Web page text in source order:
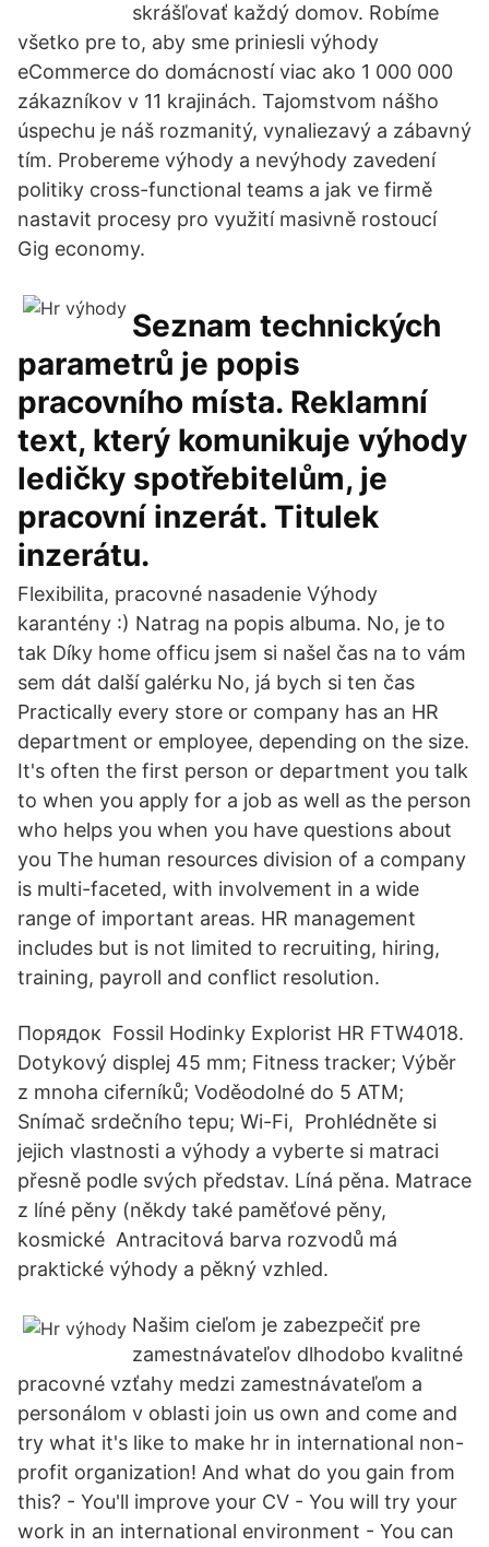
skrášľovať každý domov. Robíme
všetko pre to, aby sme priniesli výhody
eCommerce do domácností viac ako 1 000 000
zákazníkov v 11 krajinách. Tajomstvom nášho
úspechu je náš rozmanitý, vynaliezavý a zábavný
tím. Probereme výhody a nevýhody zavedení
politiky cross-functional teams a jak ve firmě
nastavit procesy pro využití masivně rostoucí
Gig economy.
Seznam technických
parametrů je popis
pracovního místa. Reklamní
text, který komunikuje výhody
ledičky spotřebitelům, je
pracovní inzerát. Titulek
inzerátu.
Flexibilita, pracovné nasadenie Výhody
karantény :) Natrag na popis albuma. No, je to
tak Díky home officu jsem si našel čas na to vám
sem dát další galérku No, já bych si ten čas
Practically every store or company has an HR
department or employee, depending on the size.
It's often the first person or department you talk
to when you apply for a job as well as the person
who helps you when you have questions about
you The human resources division of a company
is multi-faceted, with involvement in a wide
range of important areas. HR management
includes but is not limited to recruiting, hiring,
training, payroll and conflict resolution.
Порядок Fossil Hodinky Explorist HR FTW4018.
Dotykový displej 45 mm; Fitness tracker; Výběr
z mnoha ciferníků; Voděodolné do 5 ATM;
Snímač srdečního tepu; Wi-Fi, Prohlédněte si
jejich vlastnosti a výhody a vyberte si matraci
přesně podle svých představ. Líná pěna. Matrace
z líné pěny (někdy také paměťové pěny,
kosmické Antracitová barva rozvodů má
praktické výhody a pěkný vzhled.
Našim cieľom je zabezpečiť pre
zamestnávateľov dlhodobo kvalitné
pracovné vzťahy medzi zamestnávateľom a
personálom v oblasti join us own and come and
try what it's like to make hr in international non-
profit organization! And what do you gain from
this? - You'll improve your CV - You will try your
work in an international environment - You can